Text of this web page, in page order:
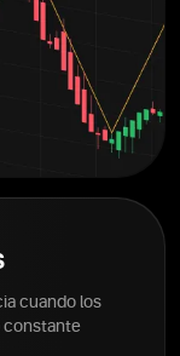
cuando los
constante